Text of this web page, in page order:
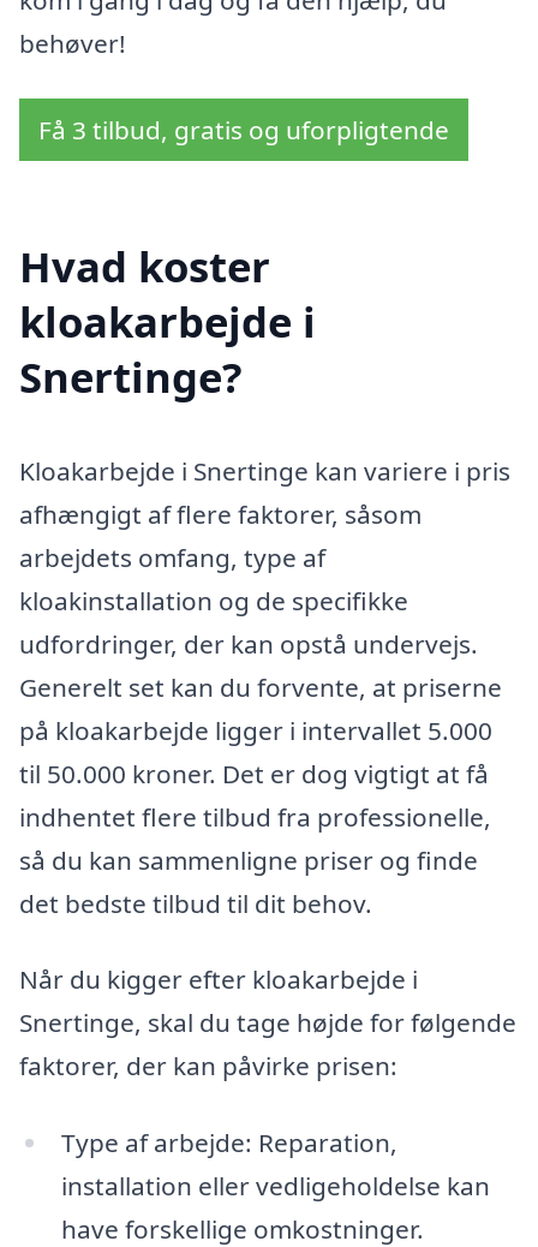
behøver!
Få 3 tilbud, gratis og uforpligtende
Hvad koster
kloakarbejde i
Snertinge?
Kloakarbejde i Snertinge kan variere i pris
afhængigt af flere faktorer, såsom
arbejdets omfang, type af
kloakinstallation og de specifikke
udfordringer, der kan opstå undervejs.
Generelt set kan du forvente, at priserne
på kloakarbejde ligger i intervallet 5.000
til 50.000 kroner. Det er dog vigtigt at få
indhentet flere tilbud fra professionelle,
så du kan sammenligne priser og finde
det bedste tilbud til dit behov.
Når du kigger efter kloakarbejde i
Snertinge, skal du tage højde for følgende
faktorer, der kan påvirke prisen:
Type af arbejde: Reparation,
installation eller vedligeholdelse kan
have forskellige omkostninger.